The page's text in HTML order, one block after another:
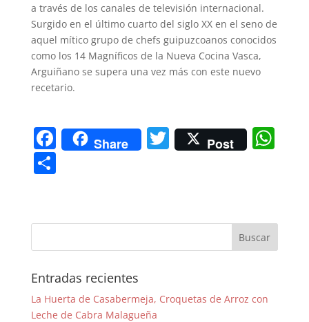
a través de los canales de televisión internacional.
Surgido en el último cuarto del siglo XX en el seno de
aquel mítico grupo de chefs guipuzcoanos conocidos
como los 14 Magníficos de la Nueva Cocina Vasca,
Arguiñano se supera una vez más con este nuevo
recetario.
F
a
c
b
o
o
k
Share T
w
Post W
A
p
C
p
ar
tir
Entradas recientes
La Huerta de Casabermeja, Croquetas de Arroz con
Leche de Cabra Malagueña